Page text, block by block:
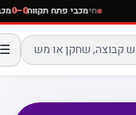
חימכבי פתח תקווה0–0
☰